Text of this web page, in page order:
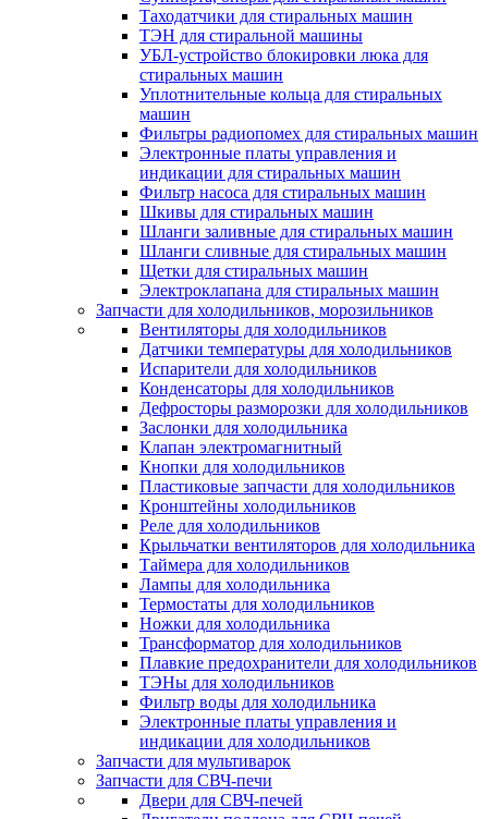
Таходатчики для стиральных машин
ТЭН для стиральной машины
УБЛ-устройство блокировки люка для
стиральных машин
Уплотнительные кольца для стиральных
машин
Фильтры радиопомех для стиральных машин
Электронные платы управления и
индикации для стиральных машин
Фильтр насоса для стиральных машин
Шкивы для стиральных машин
Шланги заливные для стиральных машин
Шланги сливные для стиральных машин
Щетки для стиральных машин
Электроклапана для стиральных машин
Запчасти для холодильников, морозильников
Вентиляторы для холодильников
Датчики температуры для холодильников
Испарители для холодильников
Конденсаторы для холодильников
Дефросторы разморозки для холодильников
Заслонки для холодильника
Клапан электромагнитный
Кнопки для холодильников
Пластиковые запчасти для холодильников
Кронштейны холодильников
Реле для холодильников
Крыльчатки вентиляторов для холодильника
Таймера для холодильников
Лампы для холодильника
Термостаты для холодильников
Ножки для холодильника
Трансформатор для холодильников
Плавкие предохранители для холодильников
ТЭНы для холодильников
Фильтр воды для холодильника
Электронные платы управления и
индикации для холодильников
Запчасти для мультиварок
Запчасти для СВЧ-печи
Двери для СВЧ-печей